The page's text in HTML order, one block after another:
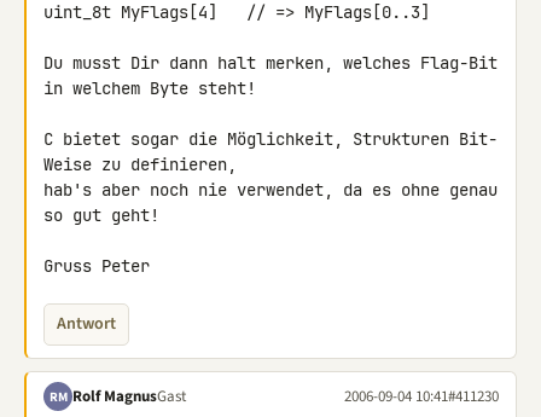
uint_8t MyFlags[4]   // => MyFlags[0..3]
Du musst Dir dann halt merken, welches Flag-Bit
in welchem Byte steht!
C bietet sogar die Möglichkeit, Strukturen Bit-
Weise zu definieren,
hab's aber noch nie verwendet, da es ohne genau
so gut geht!
Gruss Peter
Antwort
RM Rolf MagnusGast 2006-09-04 10:41#411230